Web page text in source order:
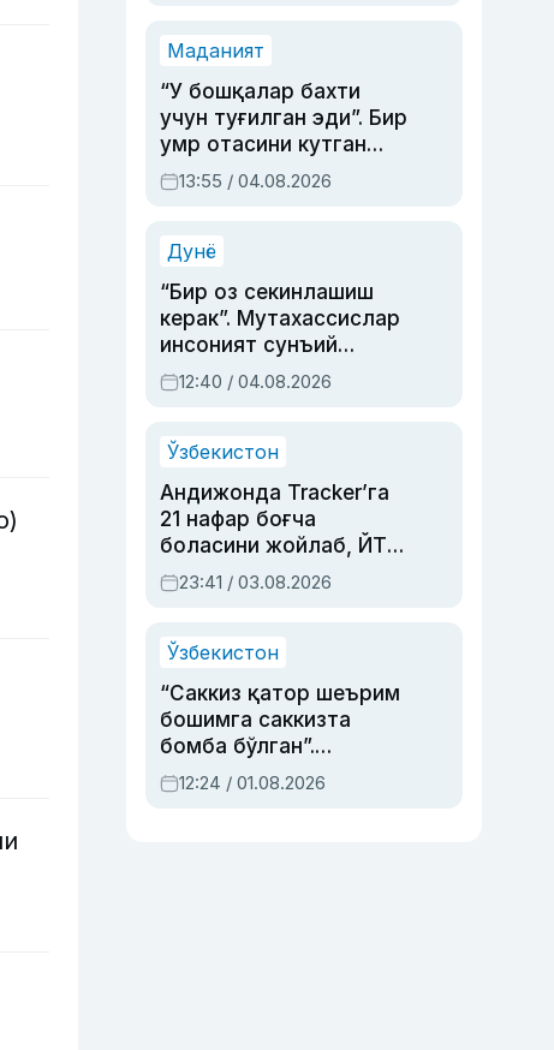
Маданият
“У бошқалар бахти
учун туғилган эди”. Бир
умр отасини кутган
актриса ва дубльяж
устаси Римма
синовларга тўла ҳаёти
13:55 / 04.08.2026
Дунё
“Бир оз секинлашиш
керак”. Мутахассислар
инсоният сунъий
интеллектни бошқара
олмай қолишидан
12:40 / 04.08.2026
Ўзбекистон
Андижонда Tracker’га
21 нафар боғча
боласини жойлаб, ЙТҲ
содир этган аёлга суд
ҳукми ўқилди
23:41 / 03.08.2026
Ўзбекистон
“Саккиз қатор шеърим
бошимга саккизта
бомба бўлган”.
Абдулла Ориповни
сиёсий айбловлардан
12:24 / 01.08.2026